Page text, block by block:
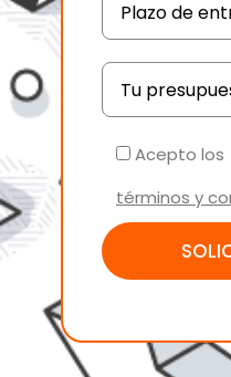
Acepto los
términos y